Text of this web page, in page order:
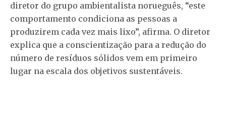
diretor do grupo ambientalista norueguês, “este
comportamento condiciona as pessoas a
produzirem cada vez mais lixo”, afirma. O diretor
explica que a conscientização para a redução do
número de resíduos sólidos vem em primeiro
lugar na escala dos objetivos sustentáveis.